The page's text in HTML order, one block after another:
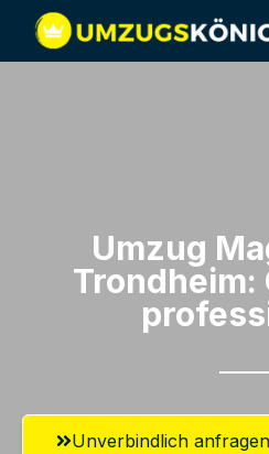
Umzug
Trondheim:
Unverbindlich anfragen